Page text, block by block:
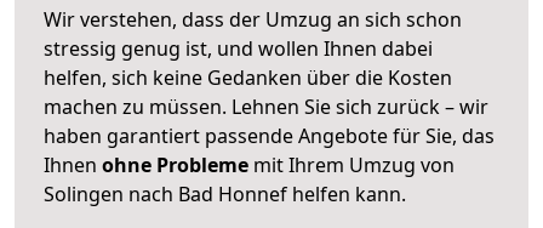
Wir verstehen, dass der Umzug an sich schon
stressig genug ist, und wollen Ihnen dabei
helfen, sich keine Gedanken über die Kosten
machen zu müssen. Lehnen Sie sich zurück – wir
haben garantiert passende Angebote für Sie, das
Ihnen ohne Probleme mit Ihrem Umzug von
Solingen nach Bad Honnef helfen kann.